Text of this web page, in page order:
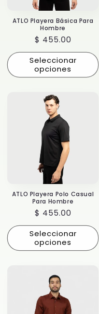
n
ATLO Playera Básica Para
Hombre
Precio
habitual
$ 455.00
Seleccionar
opciones
ATLO Playera Polo Casual
Para Hombre
Precio
habitual
$ 455.00
Seleccionar
opciones